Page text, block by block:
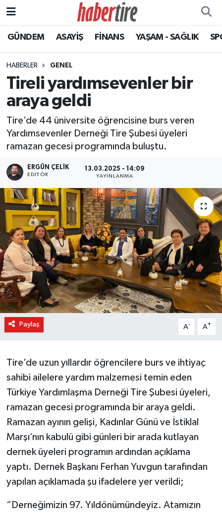
GÜNDEM ASAYİŞ FİNANS YAŞAM - SAĞLIK
HABERLER GENEL
Tireli yardımsevenler bir
araya geldi
Tire’de 44 üniversite öğrencisine burs veren
Yardımsevenler Derneği Tire Şubesi üyeleri
ramazan gecesi programında buluştu.
ERGÜN ÇELIK
EDITÖR
13.03.2025 - 14:09
YAYINLANMA
Paylaş A- A+
Tire’de uzun yıllardır öğrencilere burs ve ihtiyaç
sahibi ailelere yardım malzemesi temin eden
Türkiye Yardımlaşma Derneği Tire Şubesi üyeleri,
ramazan gecesi programında bir araya geldi.
Ramazan ayının gelişi, Kadınlar Günü ve İstiklal
Marşı’nın kabulü gibi günleri bir arada kutlayan
dernek üyeleri programın ardından açıklama
yaptı. Dernek Başkanı Ferhan Yuvgun tarafından
yapılan açıklamada şu ifadelere yer verildi;
“Derneğimizin 97. Yıldönümündeyiz. Atamızın
Tire Nöbetçi Eczaneler
Tire Hava Durumu
Tire Trafik Yoğunluk Haritası
Tüm Manşetler
Son Dakika Haberleri
Haber Arşivi